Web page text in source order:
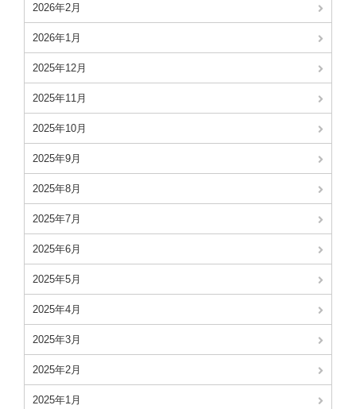
2026年2月
2026年1月
2025年12月
2025年11月
2025年10月
2025年9月
2025年8月
2025年7月
2025年6月
2025年5月
2025年4月
2025年3月
2025年2月
2025年1月